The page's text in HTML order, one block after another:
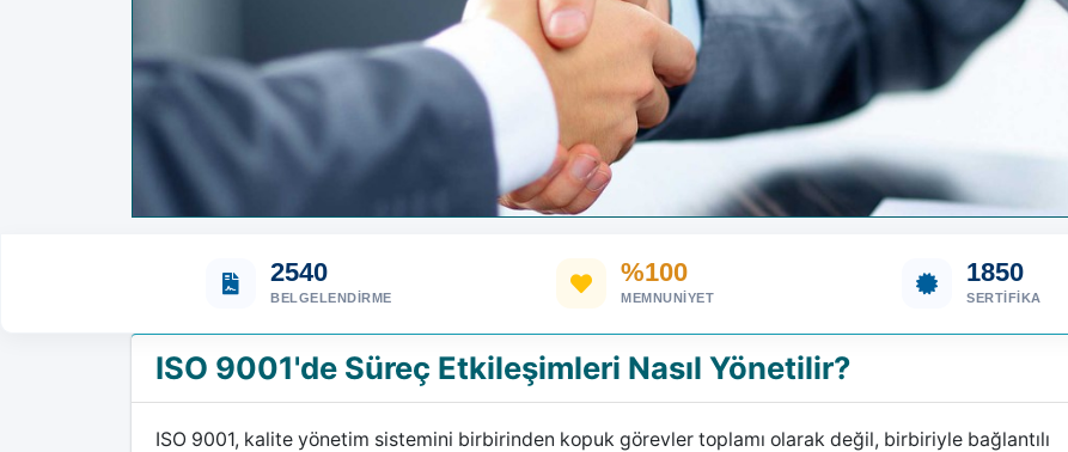
2540
BELGELENDIRME
%100
MEMNUNIYET
1850
SERTIFIKA
ISO 9001'de Süreç Etkileşimleri Nasıl Yönetilir?
ISO 9001, kalite yönetim sistemini birbirinden kopuk görevler toplamı olarak değil, birbiriyle bağlantılı